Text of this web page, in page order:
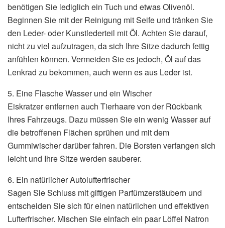
benötigen Sie lediglich ein Tuch und etwas Olivenöl.
Beginnen Sie mit der Reinigung mit Seife und tränken Sie
den Leder- oder Kunstlederteil mit Öl. Achten Sie darauf,
nicht zu viel aufzutragen, da sich Ihre Sitze dadurch fettig
anfühlen können. Vermeiden Sie es jedoch, Öl auf das
Lenkrad zu bekommen, auch wenn es aus Leder ist.
5. Eine Flasche Wasser und ein Wischer
Eiskratzer entfernen auch Tierhaare von der Rückbank
Ihres Fahrzeugs. Dazu müssen Sie ein wenig Wasser auf
die betroffenen Flächen sprühen und mit dem
Gummiwischer darüber fahren. Die Borsten verfangen sich
leicht und Ihre Sitze werden sauberer.
6. Ein natürlicher Autolufterfrischer
Sagen Sie Schluss mit giftigen Parfümzerstäubern und
entscheiden Sie sich für einen natürlichen und effektiven
Lufterfrischer. Mischen Sie einfach ein paar Löffel Natron